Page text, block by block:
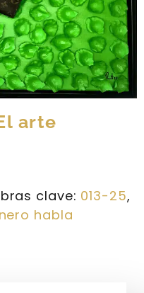
arte
clave: 013-25
habla